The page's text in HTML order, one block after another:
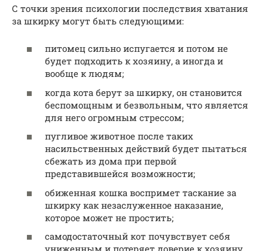
С точки зрения психологии последствия хватания
за шкирку могут быть следующими:
питомец сильно испугается и потом не
будет подходить к хозяину, а иногда и
вообще к людям;
когда кота берут за шкирку, он становится
беспомощным и безвольным, что является
для него огромным стрессом;
пугливое животное после таких
насильственных действий будет пытаться
сбежать из дома при первой
представившейся возможности;
обиженная кошка воспримет таскание за
шкирку как незаслуженное наказание,
которое может не простить;
самодостаточный кот почувствует себя